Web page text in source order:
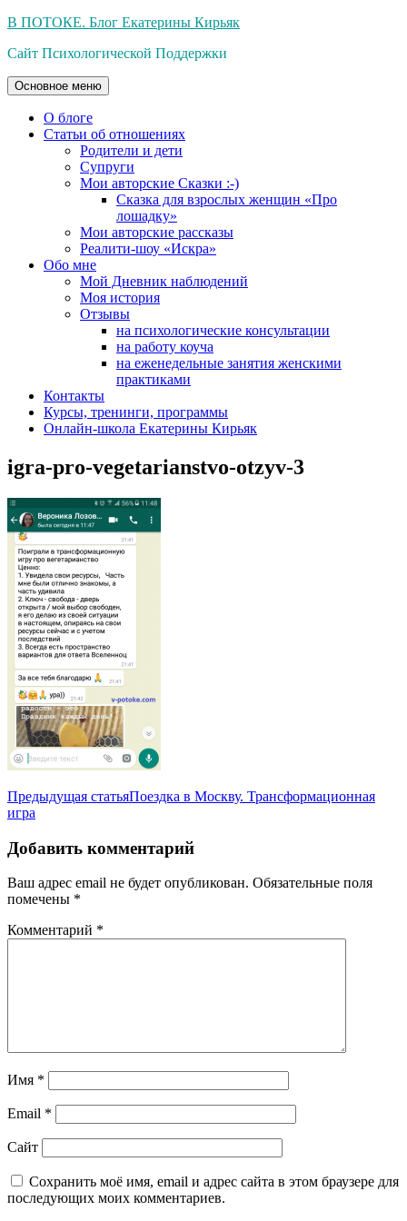
Перейти
содержимому
В ПОТОКЕ. Блог Екатерины Кирьяк
Сайт Психологической Поддержки
Основное меню
О блоге
Статьи об отношениях
Родители и дети
Супруги
Мои авторские Сказки :-)
Сказка для взрослых женщин «Про
лошадку»
Мои авторские рассказы
Реалити-шоу «Искра»
Обо мне
Мой Дневник наблюдений
Моя история
Отзывы
на психологические консультации
на работу коуча
на еженедельные занятия женскими
практиками
Контакты
Курсы, тренинги, программы
Онлайн-школа Екатерины Кирьяк
igra-pro-vegetarianstvo-otzyv-3
Навигация
по
записям
Предыдущая статьяПоездка в Москву. Трансформационная
игра
Добавить комментарий
Ваш адрес email не будет опубликован. Обязательные поля
помечены *
Комментарий *
Имя *
Email *
Сайт
Сохранить моё имя, email и адрес сайта в этом браузере для
последующих моих комментариев.